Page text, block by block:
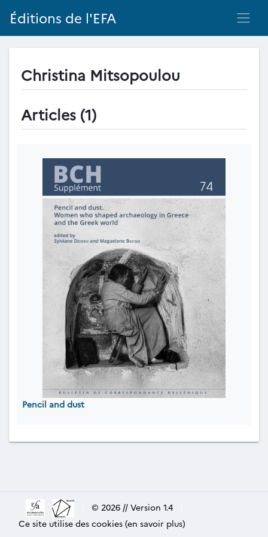
Éditions de l'EFA
Christina Mitsopoulou
Articles (1)
Pencil and dust
© 2026 // Version 1.4
Ce site utilise des cookies (en savoir plus)